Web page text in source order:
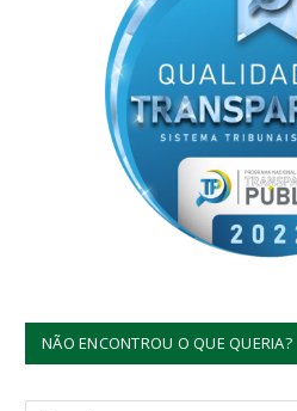
NÃO ENCONTROU O QUE QUERIA?